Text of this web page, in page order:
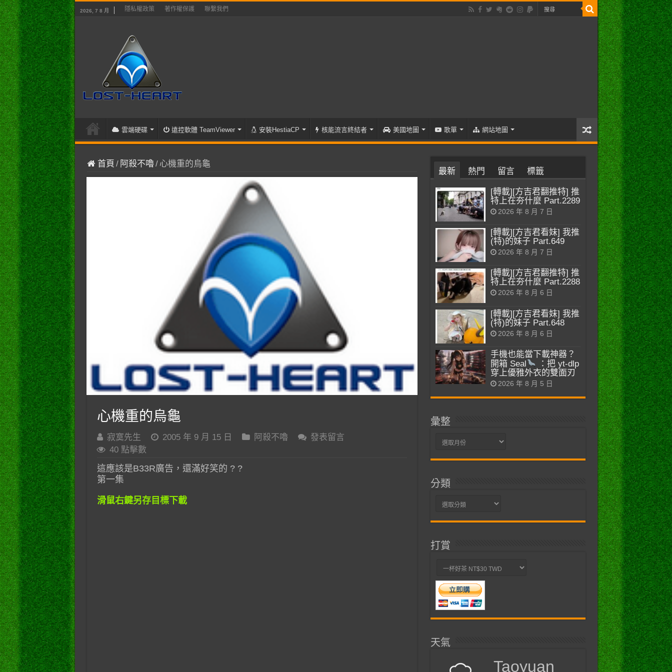
2026, 7 8 月 隱私權政策 著作權保護 聯繫我們
雲端硬碟 遠控軟體 TeamViewer 安裝HestiaCP 核能流言終結者 美國地圖 歌單 網站地圖
首頁 / 阿殺不嚕/ 心機重的烏龜
心機重的烏龜
寂寞先生 2005 年 9 月 15 日 阿殺不嚕
發表留言
40 點擊數
這應該是B33R廣告，還滿好笑的 ? ?
第一集
滑鼠右鍵另存目標下載
最新 熱門 留言 標籤
[轉載][方吉君翻推特] 推
特上在夯什麼 Part.2289
2026 年 8 月 7 日
[轉載][方吉君看妹] 我推
(特)的妹子 Part.649
2026 年 8 月 7 日
[轉載][方吉君翻推特] 推
特上在夯什麼 Part.2288
2026 年 8 月 6 日
[轉載][方吉君看妹] 我推
(特)的妹子 Part.648
2026 年 8 月 6 日
手機也能當下載神器？
開箱 Seal
：把 yt-dlp
穿上優雅外衣的雙面刃
2026 年 8 月 5 日
彙整
彙
分類
分
打賞
天氣
Taoyuan